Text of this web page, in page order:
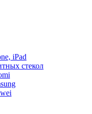
iPad
стекол